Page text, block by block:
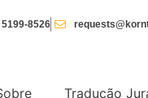
5199-8526
Tradução